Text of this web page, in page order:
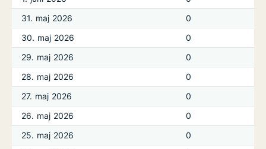
31. maj 2026
0
30. maj 2026
0
29. maj 2026
0
28. maj 2026
0
27. maj 2026
0
26. maj 2026
0
25. maj 2026
0